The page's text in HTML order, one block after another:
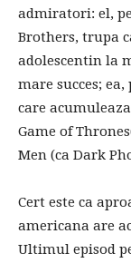
admiratori: el,
Brothers, trupa
adolescentin la
mare succes;
care
Game of
Men (ca Dark
Cert este ca
americana are
Ultimul episod